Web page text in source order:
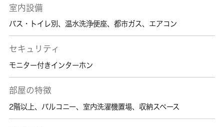
室内設備
バス・トイレ別 、 温水洗浄便座、 都市ガス、 エアコン
セキュリティ
モニター付きインターホン
部屋の特徴
2階以上、 バルコニー、 室内洗濯機置場、 収納スペース